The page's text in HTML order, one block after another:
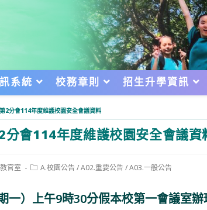
系統 校務章則 招生升學資訊
2分會114年度維護校園安全會議資料
分會114年度維護校園安全會議資
教官室
PostA.校園公告/A02.重要公告/A03.一般公告
一）上午9時30分假本校第一會議室